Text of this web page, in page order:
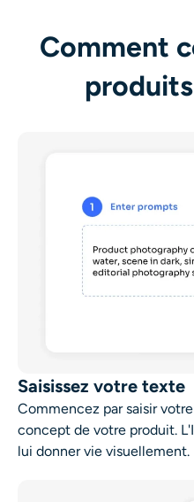
Comment
Saisissez votre texte
Commencez par saisir
concept de votre produit.
lui donner vie visuellement.